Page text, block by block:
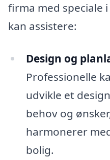
firma med speciale i
kan assistere:
Design og
Professionelle
udvikle et
behov og
harmonerer
bolig.